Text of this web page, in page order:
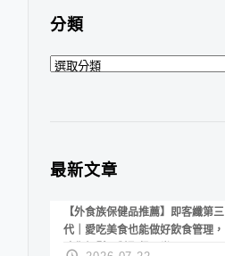
分類
分
最新文章
【外食族保健品推薦】即客纖第三
代｜愛吃美食也能做好飲食管理，
陪你輕鬆面對聚餐日常！